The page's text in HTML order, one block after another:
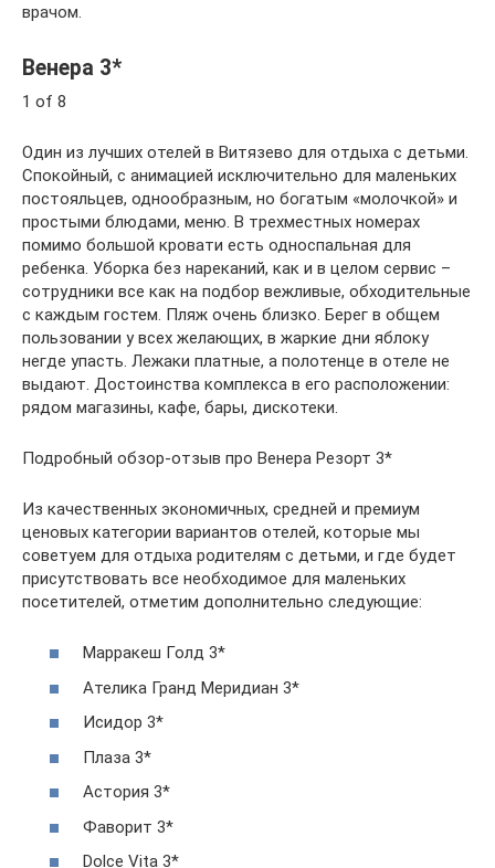
врачом.
Венера 3*
1 of 8
Один из лучших отелей в Витязево для отдыха с детьми.
Спокойный, с анимацией исключительно для маленьких
постояльцев, однообразным, но богатым «молочкой» и
простыми блюдами, меню. В трехместных номерах
помимо большой кровати есть односпальная для
ребенка. Уборка без нареканий, как и в целом сервис –
сотрудники все как на подбор вежливые, обходительные
с каждым гостем. Пляж очень близко. Берег в общем
пользовании у всех желающих, в жаркие дни яблоку
негде упасть. Лежаки платные, а полотенце в отеле не
выдают. Достоинства комплекса в его расположении:
рядом магазины, кафе, бары, дискотеки.
Подробный обзор-отзыв про Венера Резорт 3*
Из качественных экономичных, средней и премиум
ценовых категории вариантов отелей, которые мы
советуем для отдыха родителям с детьми, и где будет
присутствовать все необходимое для маленьких
посетителей, отметим дополнительно следующие:
Марракеш Голд 3*
Ателика Гранд Меридиан 3*
Исидор 3*
Плаза 3*
Астория 3*
Фаворит 3*
Dolce Vita 3*